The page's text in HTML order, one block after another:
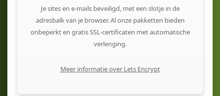
Je sites en e-mails beveiligd, met een slotje in de
adresbalk van je browser. Al onze pakketten bieden
onbeperkt en gratis SSL-certificaten met automatische
verlenging.
Meer informatie over Lets Encrypt